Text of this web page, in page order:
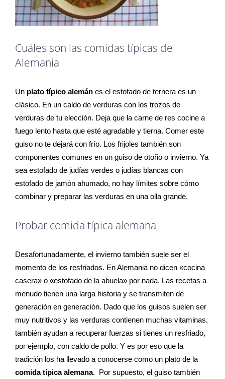
Cuáles son las comidas típicas de
Alemania
Un plato típico alemán es el estofado de ternera es un
clásico. En un caldo de verduras con los trozos de
verduras de tu elección. Deja que la carne de res cocine a
fuego lento hasta que esté agradable y tierna. Comer este
guiso no te dejará con frío. Los frijoles también son
componentes comunes en un guiso de otoño o invierno. Ya
sea estofado de judías verdes o judías blancas con
estofado de jamón ahumado, no hay límites sobre cómo
combinar y preparar las verduras en una olla grande.
Probar comida típica alemana
Desafortunadamente, el invierno también suele ser el
momento de los resfriados. En Alemania no dicen «cocina
casera» o «estofado de la abuela» por nada. Las recetas a
menudo tienen una larga historia y se transmiten de
generación en generación. Dado que los guisos suelen ser
muy nutritivos y las verduras contienen muchas vitaminas,
también ayudan a recuperar fuerzas si tienes un resfriado,
por ejemplo, con caldo de pollo. Y es por eso que la
tradición los ha llevado a conocerse como un plato de la
comida típica alemana. Por supuesto, el guiso también